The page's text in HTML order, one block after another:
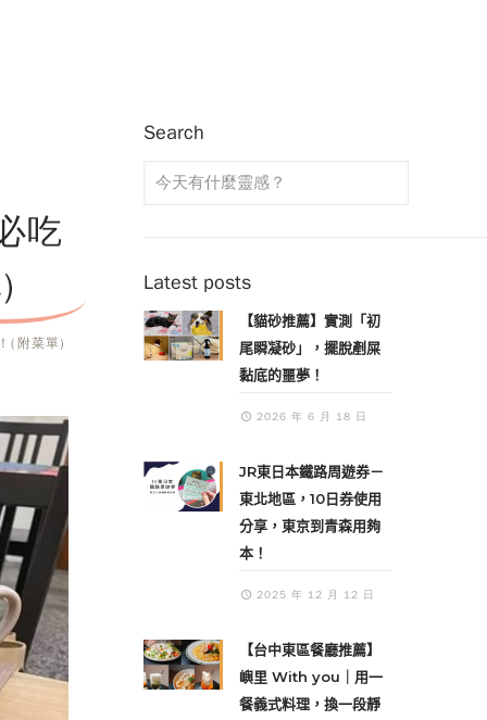
吃
(附菜單)
Search
Latest posts
【貓砂推薦】實測「初
尾瞬凝砂」，擺脫剷屎
黏底的噩夢！
2026 年 6 月 18 日
JR東日本鐵路周遊券－
東北地區，10日券使用
分享，東京到青森用夠
本！
2025 年 12 月 12 日
【台中東區餐廳推薦】
嶼里 With you｜用一
餐義式料理，換一段靜